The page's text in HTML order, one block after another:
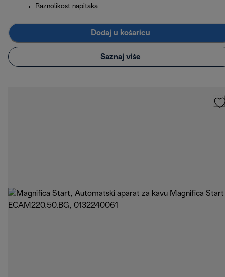
Raznolikost napitaka
Dodaj u košaricu
Saznaj više